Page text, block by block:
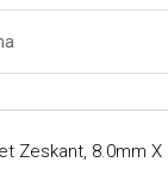
Zeskant, 8.0mm X